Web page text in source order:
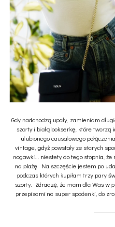
Gdy nadchodzą upały, zamieniam
szorty i białą bokserkę, które
ulubionego causalowego
vintage, gdyż powstały ze starych
nogawki... niestety do tego stopnia,
na plażę. Na szczęście jestem po
podczas których kupiłam trzy pary
szorty. Zdradzę, że mam dla Was w
przepisami na super spodenki, do